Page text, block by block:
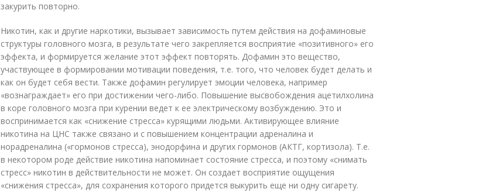
закурить повторно.
Никотин, как и другие наркотики, вызывает зависимость путем действия на дофаминовые
структуры головного мозга, в результате чего закрепляется восприятие «позитивного» его
эффекта, и формируется желание этот эффект повторять. Дофамин это вещество,
участвующее в формировании мотивации поведения, т.е. того, что человек будет делать и
как он будет себя вести. Также дофамин регулирует эмоции человека, например
«вознаграждает» его при достижении чего-либо. Повышение высвобождения ацетилхолина
в коре головного мозга при курении ведет к ее электрическому возбуждению. Это и
воспринимается как «снижение стресса» курящими людьми. Активирующее влияние
никотина на ЦНС также связано и с повышением концентрации адреналина и
норадреналина («гормонов стресса), энодорфина и других гормонов (АКТГ, кортизола). Т.е.
в некотором роде действие никотина напоминает состояние стресса, и поэтому «снимать
стресс» никотин в действительности не может. Он создает восприятие ощущения
«снижения стресса», для сохранения которого придется выкурить еще ни одну сигарету.